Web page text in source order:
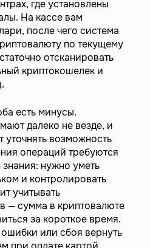
где установлены
На кассе вам
после чего система
по текущему
отсканировать
криптокошелек и
есть минусы.
далеко не везде, и
уточнять возможность
операций требуются
нужно уметь
и контролировать
учитывать
— сумма в криптовалюте
за короткое время.
или сбоя вернуть